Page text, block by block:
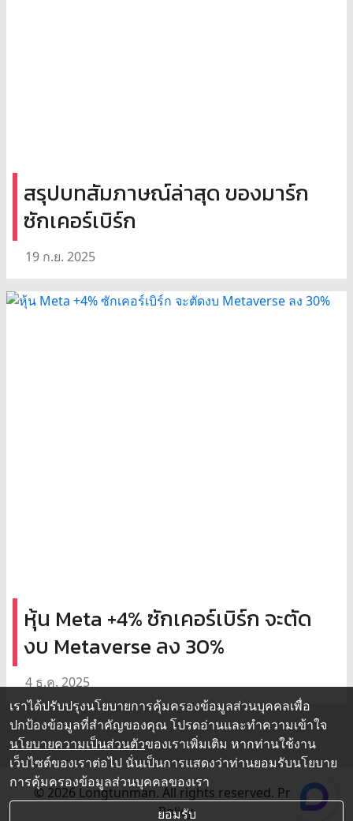
สรุปบทสัมภาษณ์ล่าสุด ของมาร์ก
ซักเคอร์เบิร์ก
19 ก.ย. 2025
หุ้น Meta +4% ซักเคอร์เบิร์ก จะตัด
งบ Metaverse ลง 30%
4 ธ.ค. 2025
© 2026 Longtunman. All rights reserved. Privacy
Policy.
เราได้ปรับปรุงนโยบายการคุ้มครองข้อมูลส่วนบุคคลเพื่อ
ปกป้องข้อมูลที่สำคัญของคุณ โปรดอ่านและทำความเข้าใจ
นโยบายความเป็นส่วนตัวของเราเพิ่มเติม หากท่านใช้งาน
เว็บไซต์ของเราต่อไป นั่นเป็นการแสดงว่าท่านยอมรับนโยบาย
การคุ้มครองข้อมูลส่วนบุคคลของเรา
ยอมรับ